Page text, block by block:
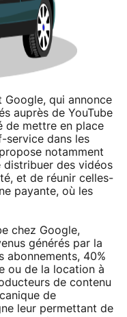
qui annonce
auprès de YouTube
de mettre en place
service dans les
notamment
des vidéos
et de réunir celles-
payante, où les
chez Google,
générés par la
abonnements, 40%
ou de la location à
de contenu
de
leur permettant de